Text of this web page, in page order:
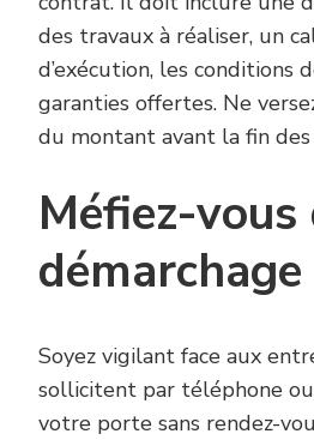
des travaux à réaliser, un
d’exécution, les conditions
garanties offertes. Ne
du montant avant la fin
Méfiez-vous
Soyez vigilant face aux
sollicitent par téléphone
votre porte sans rendez-